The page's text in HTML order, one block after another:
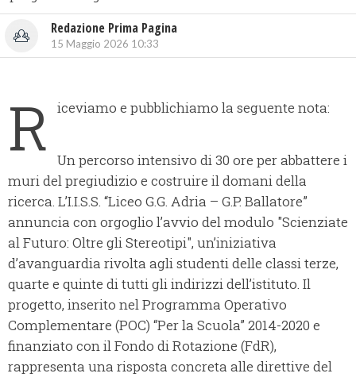
Redazione Prima Pagina
15 Maggio 2026 10:33
R iceviamo e pubblichiamo la seguente nota:
Un percorso intensivo di 30 ore per abbattere i
muri del pregiudizio e costruire il domani della
ricerca. L’I.I.S.S. “Liceo G.G. Adria – G.P. Ballatore”
annuncia con orgoglio l’avvio del modulo "Scienziate
al Futuro: Oltre gli Stereotipi", un’iniziativa
d’avanguardia rivolta agli studenti delle classi terze,
quarte e quinte di tutti gli indirizzi dell’istituto. Il
progetto, inserito nel Programma Operativo
Complementare (POC) “Per la Scuola” 2014-2020 e
finanziato con il Fondo di Rotazione (FdR),
rappresenta una risposta concreta alle direttive del